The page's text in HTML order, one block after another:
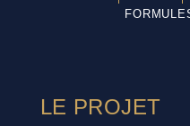
LE PROJET